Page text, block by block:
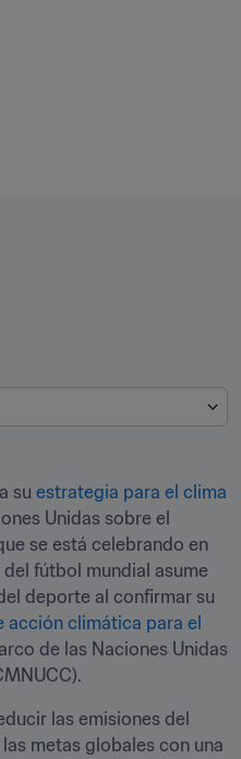
su estrategia para el clima
Unidas sobre el
se está celebrando en
fútbol mundial asume
deporte al confirmar su
acción climática para el
de las Naciones Unidas
las emisiones del
metas globales con una